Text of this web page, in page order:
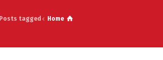
Home Posts tagged: دفاتر پیشخوان اجرای مهریه